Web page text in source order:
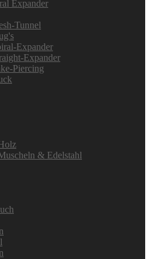
Expander
Tunnel
Expander
Expander
Piercing
& Edelstahl